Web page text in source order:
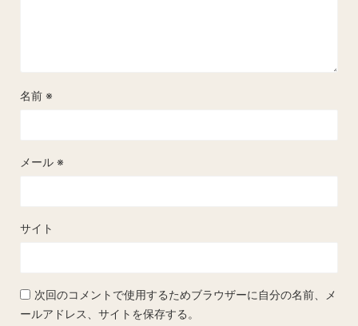
名前 ※
メール ※
サイト
次回のコメントで使用するためブラウザーに自分の名前、メ
ールアドレス、サイトを保存する。